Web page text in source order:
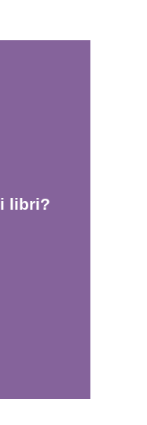
libri?